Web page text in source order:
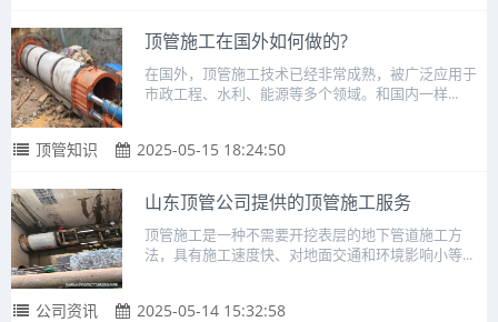
顶管施工在国外如何做的?
在国外，顶管施工技术已经非常成熟，被广泛应用于
市政工程、水利、能源等多个领域。和国内一样...
顶管知识 2025-05-15 18:24:50
山东顶管公司提供的顶管施工服务
顶管施工是一种不需要开挖表层的地下管道施工方
法，具有施工速度快、对地面交通和环境影响小等...
公司资讯 2025-05-14 15:32:58